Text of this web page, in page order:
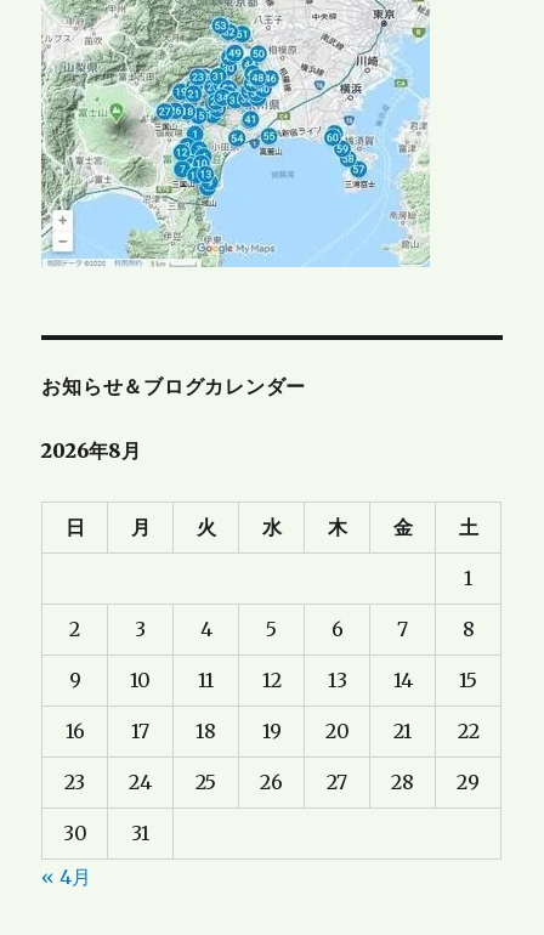
お知らせ＆ブログカレンダー
2026年8月
日 月 火 水 木 金 土
1
2 3 4 5 6 7 8
9 10 11 12 13 14 15
16 17 18 19 20 21 22
23 24 25 26 27 28 29
30
31
« 4月